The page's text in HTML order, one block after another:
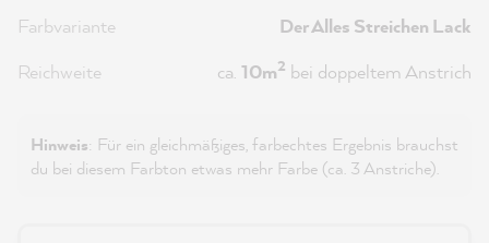
Farbvariante
Der Alles Streichen Lack
Reichweite
ca. 10m2 bei doppeltem Anstrich
Hinweis: Für ein gleichmäßiges, farbechtes Ergebnis brauchst
du bei diesem Farbton etwas mehr Farbe (ca. 3 Anstriche).